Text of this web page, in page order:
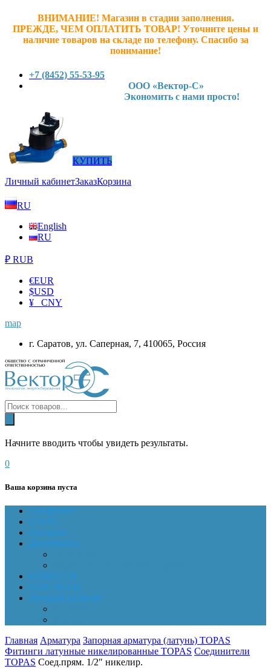
ВНИМАНИЕ! Магазин в стадии заполнения.
ПРЕЖДЕ, ЧЕМ ОПЛАТИТЬ ТОВАР! Уточните цены и
наличие товаров на складе по телефону. Спасибо за
понимание!
+7 (8452) 55-53-95
ООО «Вектор-С»
Экономить с нами просто!
КУПИТЬ
Личный кабинетЗаказКорзина
RU
English
RU
₽ RUB
€EUR
$USD
¥ CNY
map
г. Саратов, ул. Саперная, 7, 410065, Россия
Начните вводить чтобы увидеть результаты.
0
Ваша корзина пуста
ГЛАВНАЯ
О НАС
Магазин
Документы
НОВОСТИ
КОНТАКТЫ
Личный кабинет
Главная Арматура Запорная арматура (латунь) TOPAS
Фитинги латунные никелированные TOPAS Соединители
TOPAS Соед.прям. 1/2″ никелир.